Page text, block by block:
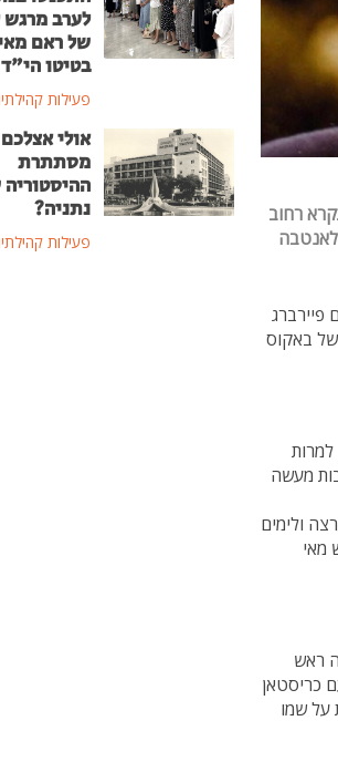
רחוב
פיירברג
באקוס
מעשה
ולימים
מאי
ראש
כריסטאן
על שמו
לערב מרגש
של ראם
בטיטו הי"ד
פעילות
אולי
מסתתרת
נתניה?
פעילות